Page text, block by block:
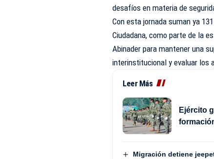
desafíos en materia de
Con esta jornada suman ya
Ciudadana, como parte de la
Abinader para mantener una
interinstitucional y evaluar los
Leer Más
Ejército
Migración detiene